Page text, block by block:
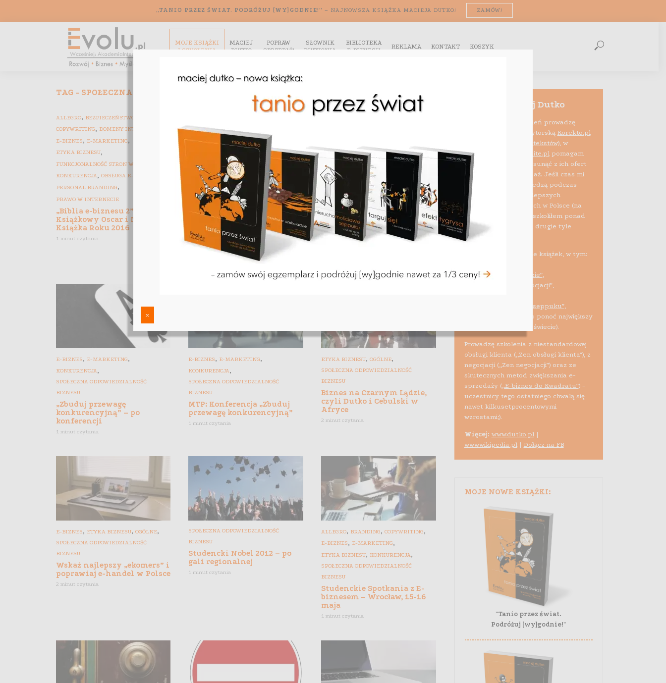
„TANIO PRZEZ ŚWIAT. PODRÓŻUJ [WY]GODNIE!” – NAJNOWSZA KSIĄŻKA MACIEJA DUTKO! ZAMÓW!
MOJE KSIĄŻKI
I SZKOLENIA
MACIEJ
DUTKO
POPRAW
SPRZEDAŻ!
SŁOWNIK
DUTKONIA
BIBLIOTEKA
E-BIZNESU
REKLAMA KONTAKT KOSZYK
TAG - SPOŁECZNA ODPOWIEDZIALNOŚĆ BIZNESU
ALLEGRO, BEZPIECZEŃSTWO
COPYWRITING, DOMENY INTERNETOWE
E-BIZNES, E-MARKETING,
ETYKA BIZNESU,
FUNKCJONALNOŚĆ STRON WWW
KONKURENCJA, OBSŁUGA E-KLIENTA
PERSONAL BRANDING,
PRAWO W INTERNECIE
„Biblia e-biznesu 2” –
Książkowy Oscar i Najlepsza
Książka Roku 2016
1 minut czytania
ARTYKUŁY SPONSOROWANE I GOŚCINNE
ETYKA BIZNESU,OGÓLNE
SPOŁECZNA ODPOWIEDZIALNOŚĆ
Akcja #dladzieciakow 2015
[artykuł gościnny]
3 minut czytania
ALLEGRO E-BIZNES ,E-MARKETING,
OBSŁUGA E-KLIENTA ,
SPOŁECZNA ODPOWIEDZIALNOŚĆ
BIZNESU
Dewirtualizacja oferty – 10
sposobów na zyskanie
E-BIZNES, E-MARKETING,
KONKURENCJA,
SPOŁECZNA ODPOWIEDZIALNOŚĆ
BIZNESU
„Zbuduj przewagę
konkurencyjną” – po
konferencji
1 minut czytania
E-BIZNES, E-MARKETING,
KONKURENCJA,
SPOŁECZNA ODPOWIEDZIALNOŚĆ
BIZNESU
MTP: Konferencja „Zbuduj
przewagę konkurencyjną”
1 minut czytania
ETYKA BIZNESU,OGÓLNE,
SPOŁECZNA ODPOWIEDZIALNOŚĆ
BIZNESU
Biznes na Czarnym Lądzie,
czyli Dutko i Cebulski w
Afryce
2 minut czytania
E-BIZNES, ETYKA BIZNESU, OGÓLNE,
SPOŁECZNA ODPOWIEDZIALNOŚĆ
BIZNESU
Wskaż najlepszy „ekomers” i
poprawiaj e-handel w Polsce
2 minut czytania
SPOŁECZNA ODPOWIEDZIALNOŚĆ
BIZNESU
Studencki Nobel 2012 – po
gali regionalnej
1 minut czytania
ALLEGRO, BRANDING,COPYWRITING,
E-BIZNES, E-MARKETING,
ETYKA BIZNESU, KONKURENCJA,
SPOŁECZNA ODPOWIEDZIALNOŚĆ
BIZNESU
Studenckie Spotkania z E-
biznesem – Wrocław, 15-16
maja
1 minut czytania
Maciej Dutko
Na co dzień prowadzę
firmę edytorską Korekto.pl
(korekta tekstów), w
ramach projektu
Audite.plpomagam
też e-sprzedawcom usunąć z ich ofert
błędy psujące sprzedaż. Jeśli czas mi
pozwala, dzielę się wiedzą podczas
szkoleń i zajęć na najlepszych
uczelniach biznesowych w Polsce (na
zlecenie Allegro przeszkoliłem ponad
10 tys. sprzedawców i drugie tyle
studentów).
Spłodziłem kilkanaście książek, w tym:
•„Mucha w czekoladzie”,
„Targuj się! Zen negocjacji”,
„Nieruchomościowe seppuku”,
(to ponoć największy
tego typu projekt na świecie).
Prowadzę szkolenia z niestandardowej
obsługi klienta („Zen obsługi klienta”), z
negocjacji („Zen negocjacji”) oraz ze
skutecznych metod zwiększania e-
sprzedaży („E-biznes do Kwadratu”) -
uczestnicy tego ostatniego chwalą się
nawet kilkusetprocentowymi
wzrostami;).
Więcej: www.dutko.pl|
www.wikipedia.pl| Dołącz na FB
MOJE NOWE KSIĄŻKI:
"Tanio przez świat.
Podróżuj [wy]godnie!"
x